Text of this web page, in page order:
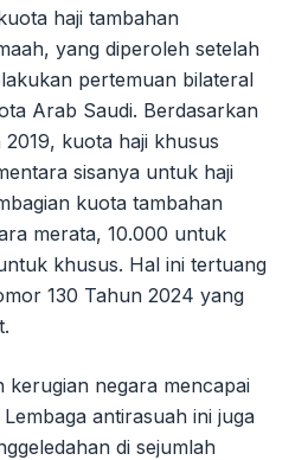
haji tambahan
yang diperoleh setelah
pertemuan bilateral
Arab Saudi. Berdasarkan
kuota haji khusus
sisanya untuk haji
kuota tambahan
merata, 10.000 untuk
khusus. Hal ini tertuang
130 Tahun 2024 yang
kerugian negara mencapai
antirasuah ini juga
di sejumlah